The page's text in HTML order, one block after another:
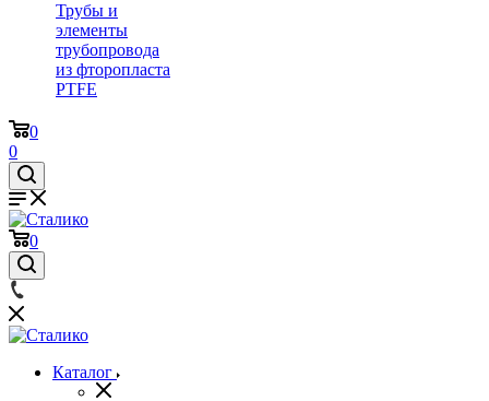
Трубы и
элементы
трубопровода
из фторопласта
PTFE
0
0
0
Каталог